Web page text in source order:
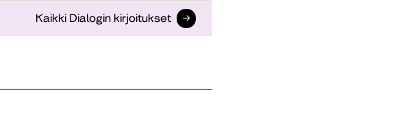
Kaikki Dialogin kirjoitukset